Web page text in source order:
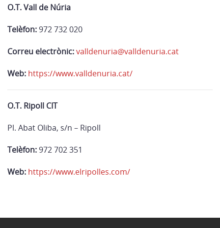
O.T. Vall de Núria
Telèfon:972 732 020
Correu electrònic:valldenuria@valldenuria.cat
Web: https://www.valldenuria.cat/
O.T. Ripoll CIT
Pl. Abat Oliba, s/n – Ripoll
Telèfon:972 702 351
Web: https://www.elripolles.com/